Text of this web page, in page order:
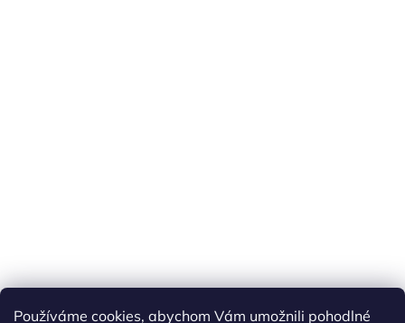
Používáme cookies, abychom Vám umožnili pohodlné